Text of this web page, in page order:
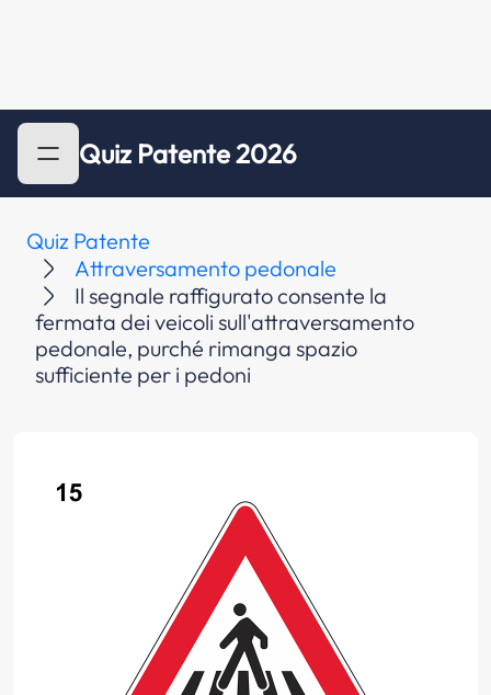
Quiz Patente 2026
Quiz Patente
Attraversamento pedonale
Il segnale raffigurato consente la
fermata dei veicoli sull'attraversamento
pedonale, purché rimanga spazio
sufficiente per i pedoni